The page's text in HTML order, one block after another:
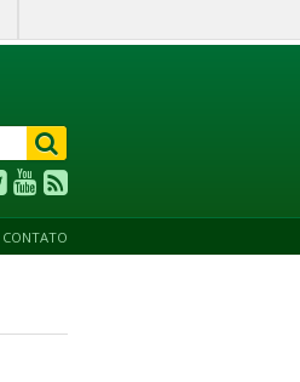
CONTATO